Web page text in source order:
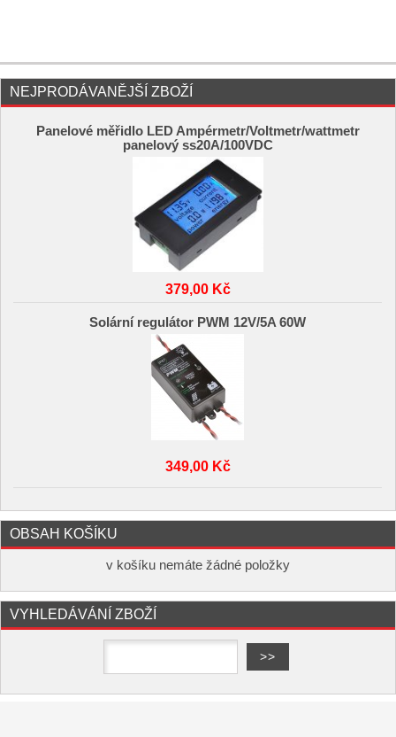
NEJPRODÁVANĚJŠÍ ZBOŽÍ
Panelové měřidlo LED Ampérmetr/Voltmetr/wattmetr
panelový ss20A/100VDC
379,00 Kč
Solární regulátor PWM 12V/5A 60W
349,00 Kč
OBSAH KOŠÍKU
v košíku nemáte žádné položky
VYHLEDÁVÁNÍ ZBOŽÍ